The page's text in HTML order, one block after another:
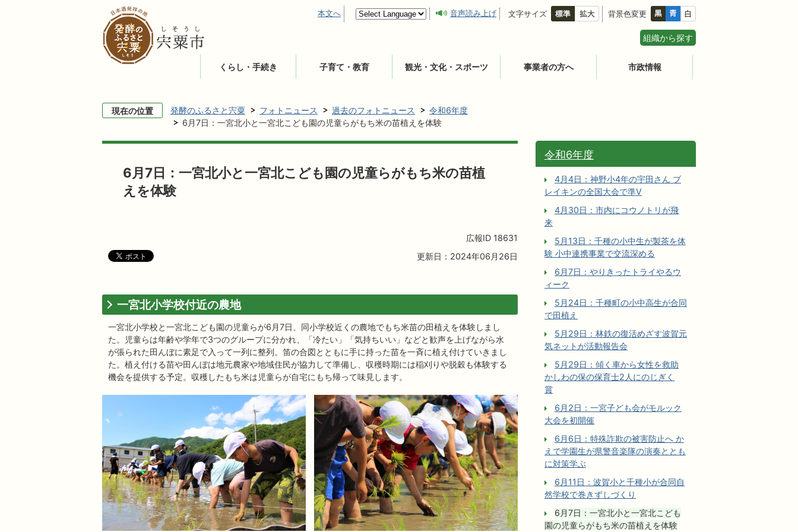
本文へ 音声読み上げ 文字サイズ 背景色変更
組織から探す
くらし・手続き 子育て・教育 観光・文化・スポーツ 事業者の方へ 市政情報
現在の位置 発酵のふるさと宍粟 フォトニュース 過去のフォトニュース
令和6年度
6月7日：一宮北小と一宮北こども園の児童らがもち米の苗植えを体験
6月7日：一宮北小と一宮北こども園の児童らがもち米の苗植
えを体験
広報ID 18631
更新日：2024年06月26日
一宮北小学校付近の農地
一宮北小学校と一宮北こども園の児童らが6月7日、同小学校近くの農地でもち米苗の田植えを体験しまし
た。児童らは年齢や学年で3つのグループに分かれ、「冷たい」「気持ちいい」などと歓声を上げながら水
が張られた田んぼに素足で入って一列に整列。笛の合図とともに手に持った苗を一斉に植え付けていきまし
た。植え付ける苗や田んぼは地元農家や地域住民が協力して準備し、収穫時期には稲刈りや脱穀も体験する
機会を提供する予定。収穫したもち米は児童らが自宅にもち帰って味見します。
令和6年度
4月4日：神野小4年の宇田さん ブ
レイキンの全国大会で準V
4月30日：市内にコウノトリが飛
来
5月13日：千種の小中生が製茶を体
験 小中連携事業で交流深める
6月7日：やりきったトライやるウ
ィーク
5月24日：千種町の小中高生が合同
で田植え
5月29日：林鉄の復活めざす波賀元
気ネットが活動報告会
5月29日：傾く車から女性を救助
かしわの保の保育士2人にのじぎく
賞
6月2日：一宮子ども会がモルック
大会を初開催
6月6日：特殊詐欺の被害防止へ か
えで学園生が県警音楽隊の演奏ととも
に対策学ぶ
6月11日：波賀小と千種小が合同自
然学校で巻きずしづくり
6月7日：一宮北小と一宮北こども
園の児童らがもち米の苗植えを体験